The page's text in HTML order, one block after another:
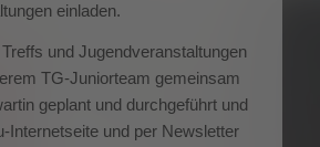
einladen.
und Jugendveranstaltungen
TG-Juniorteam gemeinsam
geplant und durchgeführt und
Internetseite und per Newsletter